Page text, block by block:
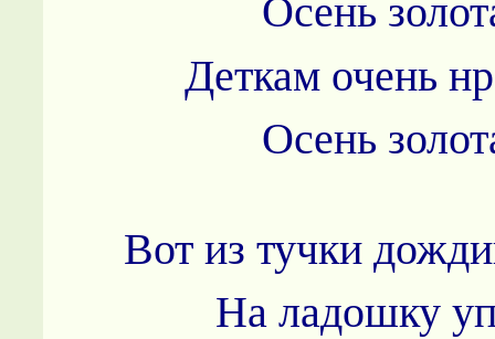
Осень
Деткам очень
Осень
Вот из тучки
На ладошку